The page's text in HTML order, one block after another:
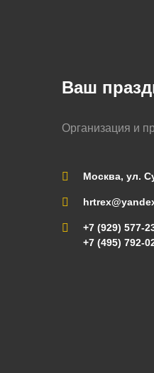
Ваш
Организация и
Москва, ул.
+7 (929) 577-
+7 (495) 792-